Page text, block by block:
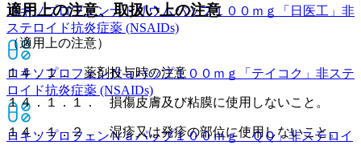
ロキソプロフェンナトリウムパップ１００ｍｇ「日医工」 非
ステロイド抗炎症薬 (NSAIDs)
ロキソプロフェンＮａパップ１００ｍｇ「テイコク」 非ステ
ロイド抗炎症薬 (NSAIDs)
ロキソプロフェンＮａパップ１００ｍｇ「ＱＱ」非ステロイ
適用上の注意、取扱い上の注意
（適用上の注意）
１４．１． 薬剤投与時の注意
１４．１．１． 損傷皮膚及び粘膜に使用しないこと。
１４．１．２． 湿疹又は発疹の部位に使用しないこと。